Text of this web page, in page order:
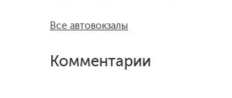
Все автовокзалы
Комментарии